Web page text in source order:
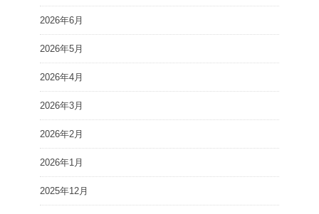
2026年6月
2026年5月
2026年4月
2026年3月
2026年2月
2026年1月
2025年12月